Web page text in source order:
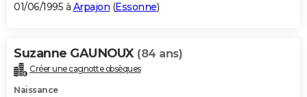
01/06/1995 à Arpajon (Essonne)
Suzanne GAUNOUX (84 ans)
Créer une cagnotte obsèques
Naissance